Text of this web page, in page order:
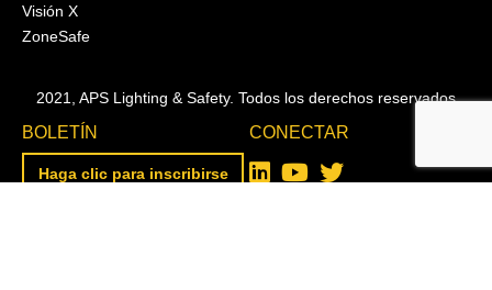
Visión X
ZoneSafe
2021, APS Lighting & Safety. Todos los derechos reservados
BOLETÍN
Haga clic para inscribirse
CONECTAR